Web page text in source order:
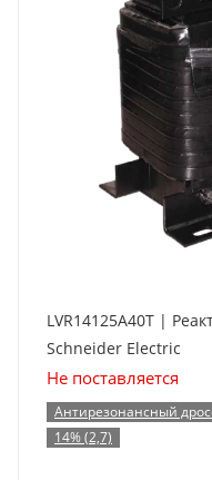
LVR14125A40T |
Schneider Electric
Не поставляется
Антирезонансный
14% (2,7)